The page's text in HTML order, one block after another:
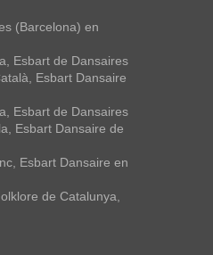
(Barcelona) en
Esbart de Dansaires
Esbart Dansaire
Esbart de Dansaires
Esbart Dansaire de
Esbart Dansaire en
de Catalunya,